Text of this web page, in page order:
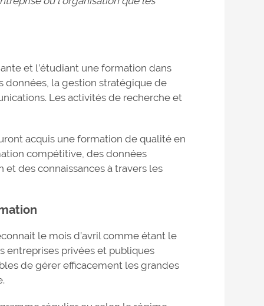
et l’étudiant une formation dans
données, la gestion stratégique de
Les activités de recherche et
acquis une formation de qualité en
compétitive, des données
des connaissances à travers les
le mois d’avril comme étant le
entreprises privées et publiques
de gérer efficacement les grandes